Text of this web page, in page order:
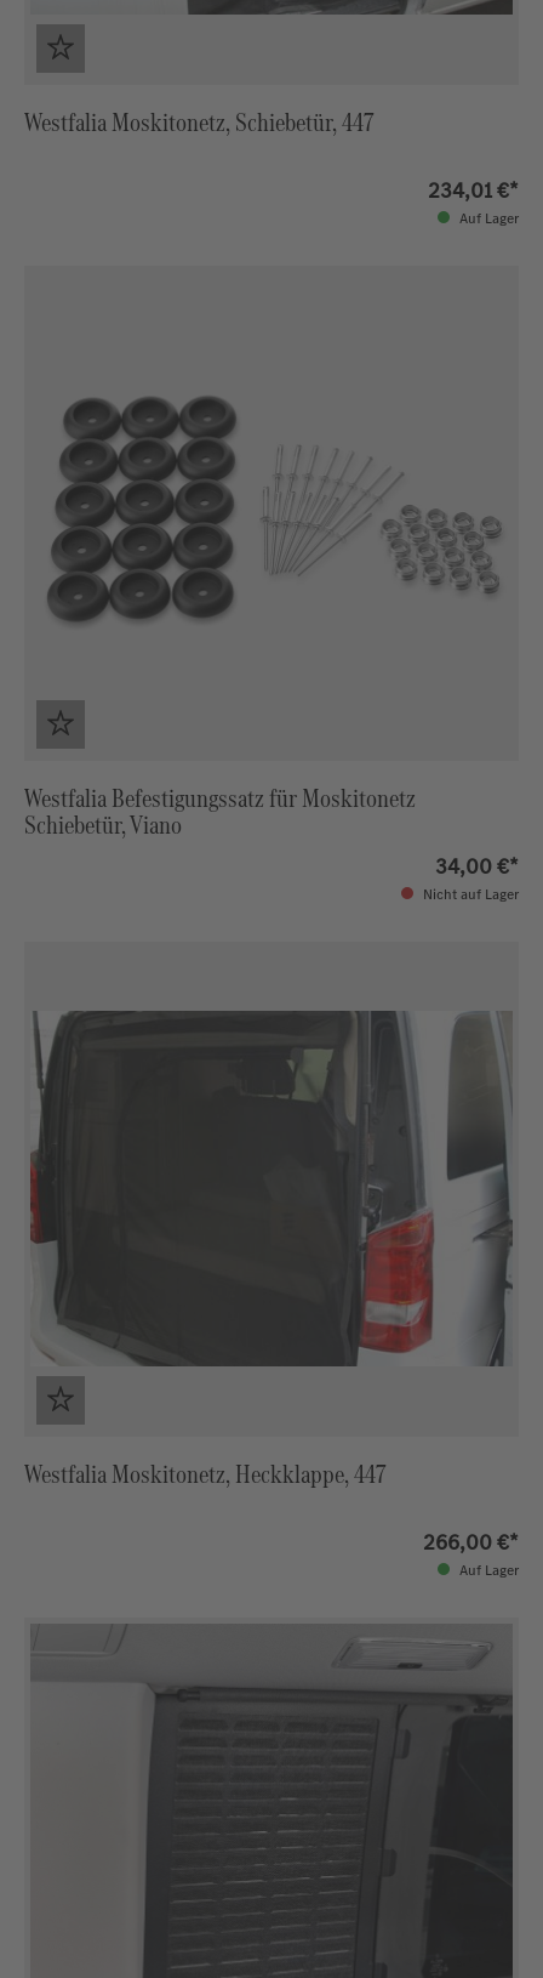
Westfalia Moskitonetz, Schiebetür, 447
234,01 €*
Auf Lager
Westfalia Befestigungssatz für Moskitonetz
Schiebetür, Viano
34,00 €*
Nicht auf Lager
Westfalia Moskitonetz, Heckklappe, 447
266,00 €*
Auf Lager